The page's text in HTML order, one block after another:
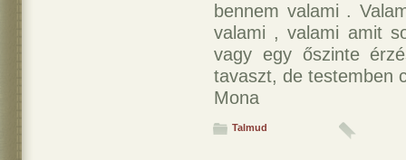
bennem valami .
valami , valami amit
vagy egy őszinte
tavaszt, de testemben
Mona
Talmud